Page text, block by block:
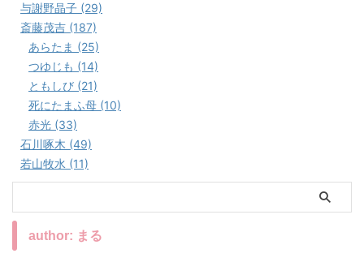
与謝野晶子 (29)
斎藤茂吉 (187)
あらたま (25)
つゆじも (14)
ともしび (21)
死にたまふ母 (10)
赤光 (33)
石川啄木 (49)
若山牧水 (11)
author: まる